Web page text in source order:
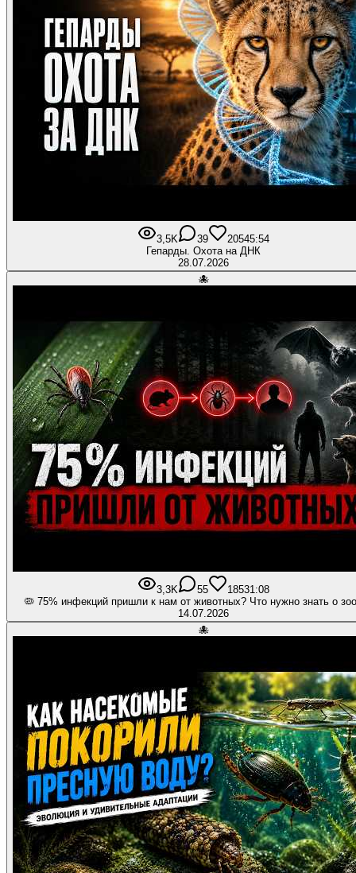
3,5K 39 20545:54
Гепарды. Охота на ДНК
28.07.2026
🐙
3,3K 55 18531:08
🦠 75% инфекций пришли к нам от животных? Что нужно знать о
14.07.2026
🐙